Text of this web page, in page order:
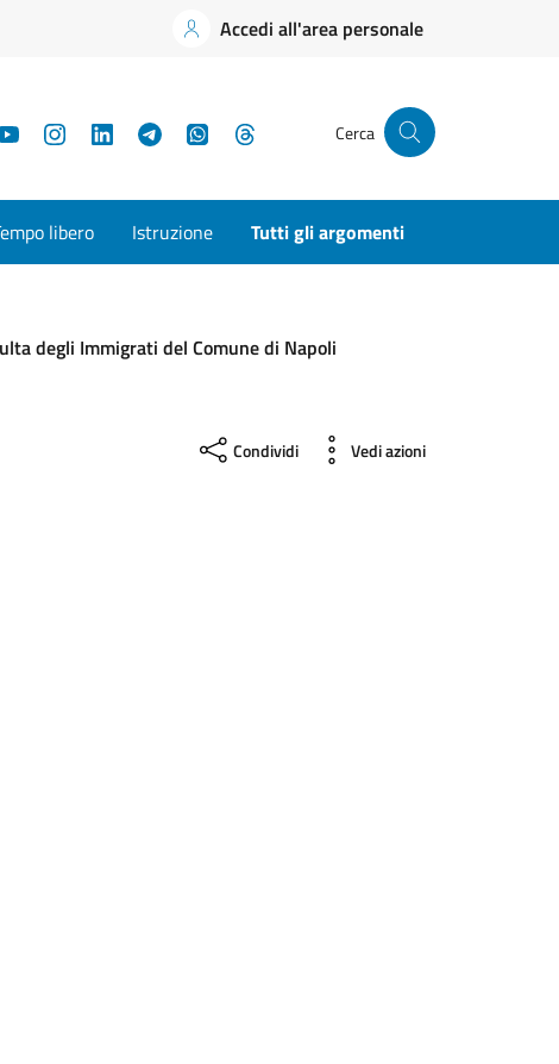
Accedi all'area personale
YouTubeInstagramLinkedInTelegramWhatsApp Cerca
libero Istruzione Tutti gli argomenti
degli Immigrati del Comune di Napoli
Condividi Vedi azioni